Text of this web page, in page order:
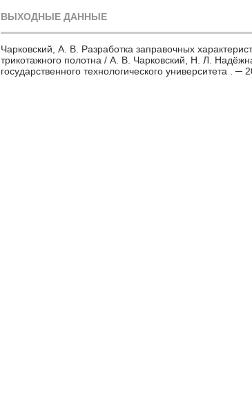
ВЫХОДНЫЕ ДАННЫЕ
Чарковский, А. В. Разработка заправочных
трикотажного полотна / А. В. Чарковский, Н. Л.
государственного технологического университета .